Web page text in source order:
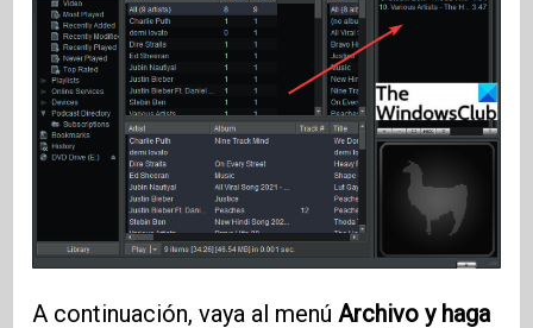
A continuación, vaya al menú Archivo y haga